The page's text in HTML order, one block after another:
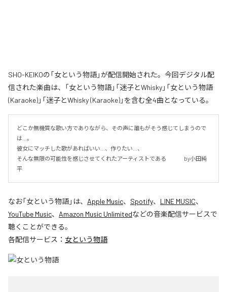
SHO-KEIKOの「女という物語」が配信開始された。今回デジタル配
信された楽曲は、「女という物語」「迷子とWhisky」「女という物語
(Karaoke)」「迷子とWhisky (Karaoke)」を含む全4曲となっている。
どこか無機質な歌い方でありながら、その声に誰もがそう感じてしまうので
は…。
彼女にマッチした歌があればいい…、作りたい…、
そんな無限の可能性を感じさせてくれたアーティストである 　　　by小田純
平
なお「女という物語」は、 Apple Music、 Spotify、 LINE MUSIC、
YouTube Music、 Amazon Music Unlimitedなどの音楽配信サービスで
聴くことができる。
各配信サービス： 女という物語